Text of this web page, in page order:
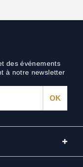
des événements
à notre newsletter